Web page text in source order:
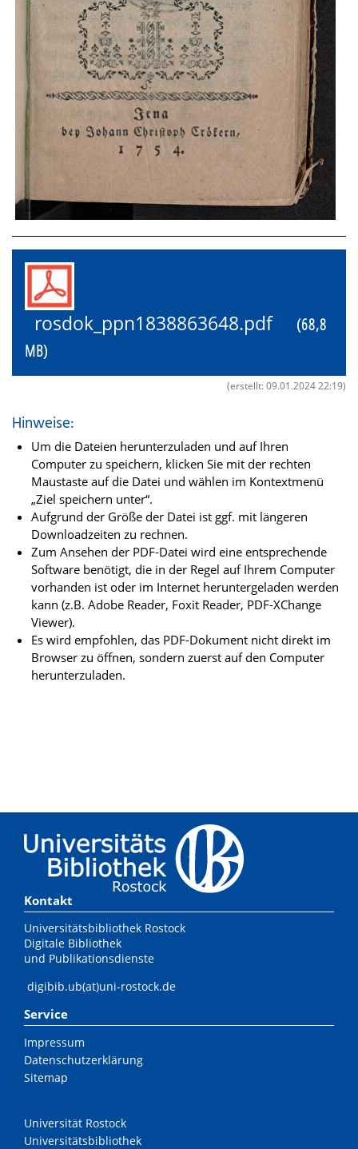
rosdok_ppn1838863648.pdf
(68,8
MB)
(erstellt: 09.01.2024 22:19)
Hinweise:
Um die Dateien herunterzuladen und auf Ihren
Computer zu speichern, klicken Sie mit der rechten
Maustaste auf die Datei und wählen im Kontextmenü
„Ziel speichern unter“.
Aufgrund der Größe der Datei ist ggf. mit längeren
Downloadzeiten zu rechnen.
Zum Ansehen der PDF-Datei wird eine entsprechende
Software benötigt, die in der Regel auf Ihrem Computer
vorhanden ist oder im Internet heruntergeladen werden
kann (z.B. Adobe Reader, Foxit Reader, PDF-XChange
Viewer).
Es wird empfohlen, das PDF-Dokument nicht direkt im
Browser zu öffnen, sondern zuerst auf den Computer
herunterzuladen.
Kontakt
Universitätsbibliothek Rostock
Digitale Bibliothek
und Publikationsdienste
digibib.ub(at)uni-rostock.de
Service
Impressum
Datenschutzerklärung
Sitemap
Universität Rostock
Universitätsbibliothek